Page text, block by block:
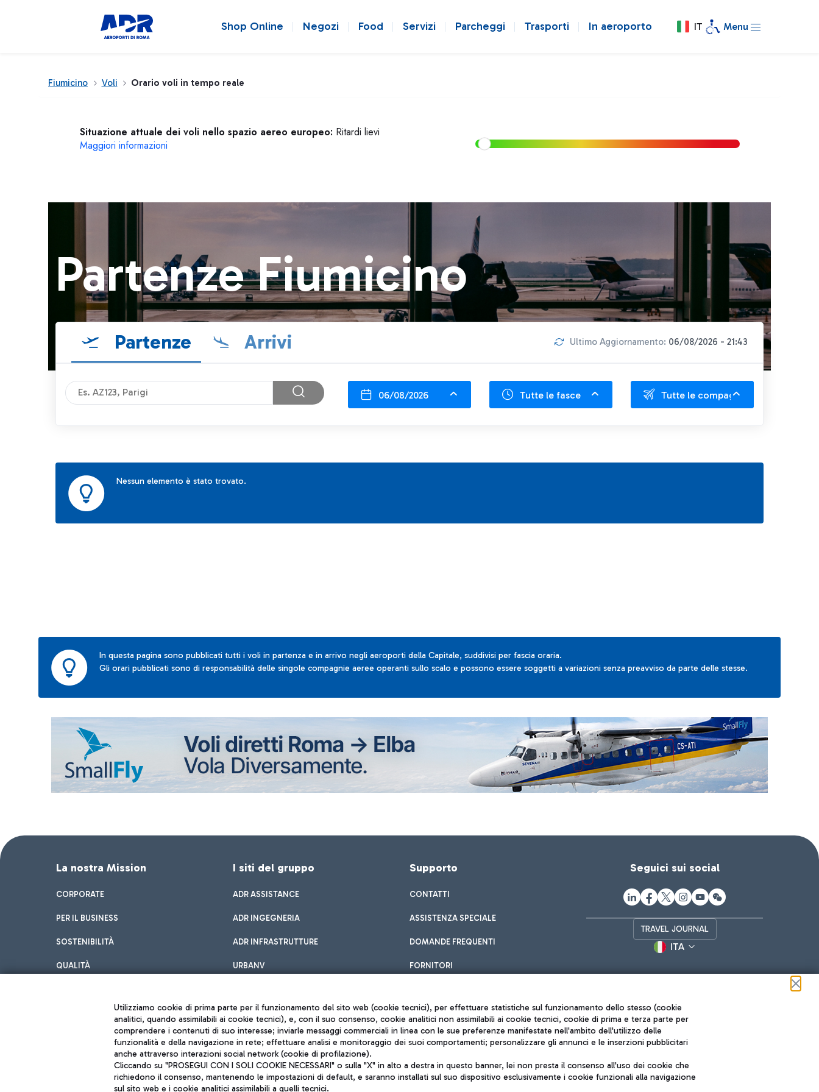
Shop Online Negozi Food Servizi Parcheggi Trasporti In aeroporto IT Menu
Fiumicino Voli Orario voli in tempo reale
Situazione attuale dei voli nello spazio aereo europeo: Ritardi lievi
Maggiori informazioni
Partenze Fiumicino
Partenze Arrivi Ultimo Aggiornamento: 06/08/2026 - 21:43
06/08/2026 Tutte le fasce Tutte le compagnie
Nessun elemento è stato trovato.
In questa pagina sono pubblicati tutti i voli in partenza e in arrivo negli aeroporti della Capitale, suddivisi per fascia oraria.
Gli orari pubblicati sono di responsabilità delle singole compagnie aeree operanti sullo scalo e possono essere soggetti a variazioni senza preavviso da parte delle stesse.
La nostra Mission
CORPORATE
PER IL BUSINESS
SOSTENIBILITÀ
QUALITÀ
I siti del gruppo
ADR ASSISTANCE
ADR INGEGNERIA
ADR INFRASTRUTTURE
URBANV
Supporto
CONTATTI
ASSISTENZA SPECIALE
DOMANDE FREQUENTI
FORNITORI
Seguici sui social
TRAVEL JOURNAL
ITA
Note legali
Mappa sito
Roma FCO
L'aeroporto stellato
Utilizziamo cookie di prima parte per il funzionamento del sito web (cookie tecnici), per effettuare statistiche sul funzionamento dello stesso (cookie
analitici, quando assimilabili ai cookie tecnici), e, con il suo consenso, cookie analitici non assimilabili ai cookie tecnici, cookie di prima e terza parte per
comprendere i contenuti di suo interesse; inviarle messaggi commerciali in linea con le sue preferenze manifestate nell'ambito dell'utilizzo delle
funzionalità e della navigazione in rete; effettuare analisi e monitoraggio dei suoi comportamenti; personalizzare gli annunci e le inserzioni pubblicitari
anche attraverso interazioni social network (cookie di profilazione).
Cliccando su "PROSEGUI CON I SOLI COOKIE NECESSARI" o sulla "X" in alto a destra in questo banner, lei non presta il consenso all'uso dei cookie che
richiedono il consenso, mantenendo le impostazioni di default, e saranno installati sul suo dispositivo esclusivamente i cookie funzionali alla navigazione
sul sito web e i cookie analitici assimilabili a quelli tecnici.